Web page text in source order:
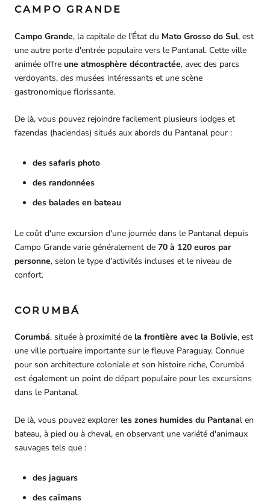
CAMPO GRANDE
Campo Grande, la capitale de l'État du Mato Grosso do Sul, est
une autre porte d'entrée populaire vers le Pantanal. Cette ville
animée offre une atmosphère décontractée, avec des parcs
verdoyants, des musées intéressants et une scène
gastronomique florissante.
De là, vous pouvez rejoindre facilement plusieurs lodges et
fazendas (haciendas) situés aux abords du Pantanal pour :
des safaris photo
des randonnées
des balades en bateau
Le coût d'une excursion d'une journée dans le Pantanal depuis
Campo Grande varie généralement de 70 à 120 euros par
personne, selon le type d'activités incluses et le niveau de
confort.
CORUMBÁ
Corumbá, située à proximité de la frontière avec la Bolivie, est
une ville portuaire importante sur le fleuve Paraguay. Connue
pour son architecture coloniale et son histoire riche, Corumbá
est également un point de départ populaire pour les excursions
dans le Pantanal.
De là, vous pouvez explorer les zones humides du Pantanal en
bateau, à pied ou à cheval, en observant une variété d'animaux
sauvages tels que :
des jaguars
des caïmans